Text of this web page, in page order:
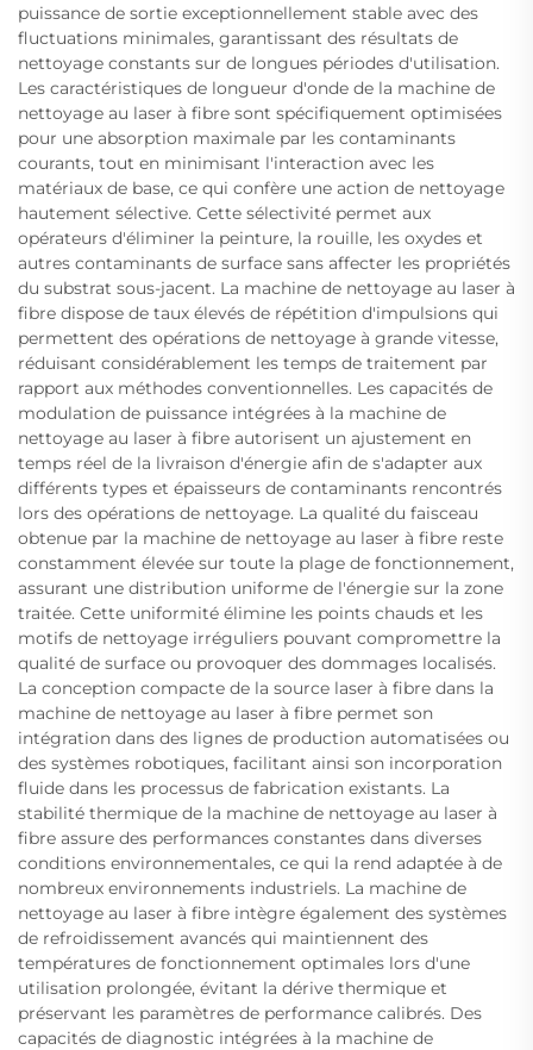
puissance de sortie exceptionnellement stable avec des
fluctuations minimales, garantissant des résultats de
nettoyage constants sur de longues périodes d'utilisation.
Les caractéristiques de longueur d'onde de la machine de
nettoyage au laser à fibre sont spécifiquement optimisées
pour une absorption maximale par les contaminants
courants, tout en minimisant l'interaction avec les
matériaux de base, ce qui confère une action de nettoyage
hautement sélective. Cette sélectivité permet aux
opérateurs d'éliminer la peinture, la rouille, les oxydes et
autres contaminants de surface sans affecter les propriétés
du substrat sous-jacent. La machine de nettoyage au laser à
fibre dispose de taux élevés de répétition d'impulsions qui
permettent des opérations de nettoyage à grande vitesse,
réduisant considérablement les temps de traitement par
rapport aux méthodes conventionnelles. Les capacités de
modulation de puissance intégrées à la machine de
nettoyage au laser à fibre autorisent un ajustement en
temps réel de la livraison d'énergie afin de s'adapter aux
différents types et épaisseurs de contaminants rencontrés
lors des opérations de nettoyage. La qualité du faisceau
obtenue par la machine de nettoyage au laser à fibre reste
constamment élevée sur toute la plage de fonctionnement,
assurant une distribution uniforme de l'énergie sur la zone
traitée. Cette uniformité élimine les points chauds et les
motifs de nettoyage irréguliers pouvant compromettre la
qualité de surface ou provoquer des dommages localisés.
La conception compacte de la source laser à fibre dans la
machine de nettoyage au laser à fibre permet son
intégration dans des lignes de production automatisées ou
des systèmes robotiques, facilitant ainsi son incorporation
fluide dans les processus de fabrication existants. La
stabilité thermique de la machine de nettoyage au laser à
fibre assure des performances constantes dans diverses
conditions environnementales, ce qui la rend adaptée à de
nombreux environnements industriels. La machine de
nettoyage au laser à fibre intègre également des systèmes
de refroidissement avancés qui maintiennent des
températures de fonctionnement optimales lors d'une
utilisation prolongée, évitant la dérive thermique et
préservant les paramètres de performance calibrés. Des
capacités de diagnostic intégrées à la machine de